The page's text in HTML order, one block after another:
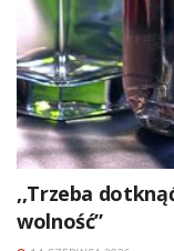
,,Trzeba
wolność”